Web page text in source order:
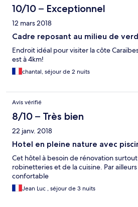
10/10 – Exceptionnel
12 mars 2018
Cadre reposant au milieu de
Endroit idéal pour visiter la côte
est à 4km!
chantal, séjour de 2 nuits
Avis vérifié
8/10 – Très bien
22 janv. 2018
Hotel en pleine nature avec
Cet hôtel à besoin de rénovation
robinetteries et de la cuisine. Par
confortable
Jean Luc , séjour de 3 nuits